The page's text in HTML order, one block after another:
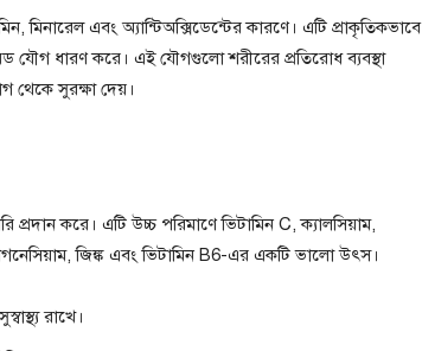
মিনারেল এবং অ্যান্টিঅক্সিডেন্টের কারণে। এটি প্রাকৃতিকভাবে
যৌগ ধারণ করে। এই যৌগগুলো শরীরের প্রতিরোধ ব্যবস্থা
থেকে সুরক্ষা দেয়।
প্রদান করে। এটি উচ্চ পরিমাণে ভিটামিন C, ক্যালসিয়াম,
জিঙ্ক এবং ভিটামিন B6-এর একটি ভালো উৎস।
রাখে।